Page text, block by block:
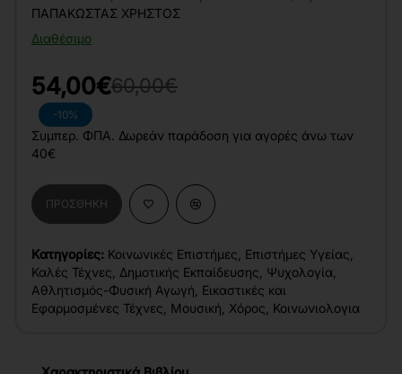
Διαθέσιμο
ΠΑΠΑΚΏΣΤΑΣ ΧΡΉΣΤΟΣ
-10%
54,00€60,00€
Συμπερ. ΦΠΑ. Δωρεάν παράδοση για αγορές άνω των
40€
ΠΡΟΣΘΉΚΗ
Κατηγορίες: Κοινωνικές Επιστήμες Επιστήμες Υγείας
Καλές Τέχνες Δημοτικής Εκπαίδευσης Ψυχολογία
Αθλητισμός-Φυσική Αγωγή Εικαστικές και
Εφαρμοσμένες Τέχνες Μουσική Χόρος Κοινωνιολογια